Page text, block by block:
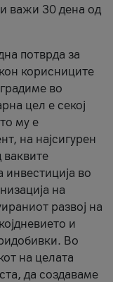
важи 30 дена од
потврда за
корисниците
во
цел е секој
му е
на најсигурен
ваквите
во
на
развој на
и
Во
на целата
да создаваме